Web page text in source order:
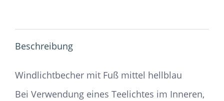
Beschreibung
Windlichtbecher mit Fuß mittel hellblau
Bei Verwendung eines Teelichtes im Inneren,